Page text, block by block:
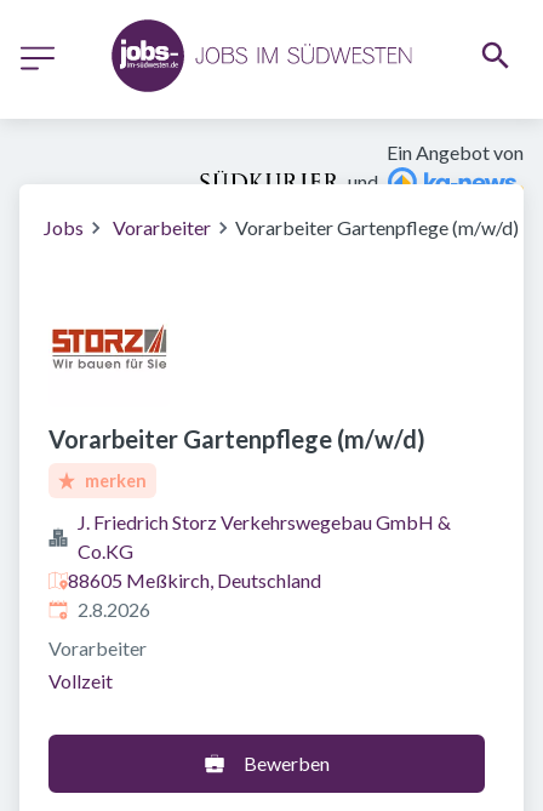
Ein Angebot von
und
Jobs
Vorarbeiter Vorarbeiter Gartenpflege (m/w/d)
Vorarbeiter Gartenpflege (m/w/d)
merken
J. Friedrich Storz Verkehrswegebau GmbH &
Co.KG
88605 Meßkirch, Deutschland
Veröffentlicht
2.8.2026
Vorarbeiter
Vollzeit
Bewerben